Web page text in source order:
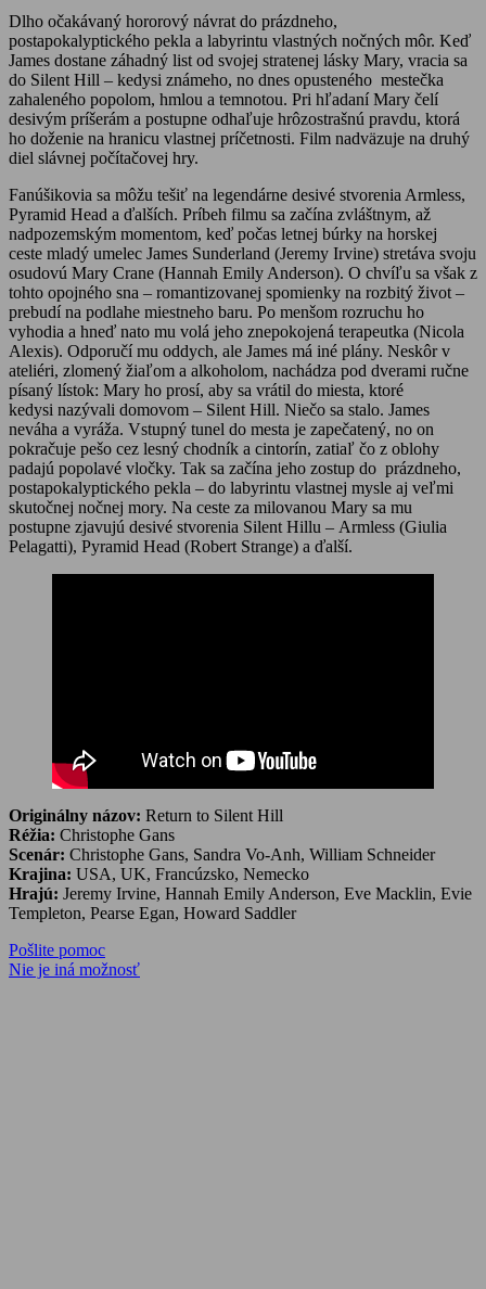
Dlho očakávaný hororový návrat do prázdneho,
postapokalyptického pekla a labyrintu vlastných nočných môr. Keď
James dostane záhadný list od svojej stratenej lásky Mary, vracia sa
do Silent Hill – kedysi známeho, no dnes opusteného mestečka
zahaleného popolom, hmlou a temnotou. Pri hľadaní Mary čelí
desivým príšerám a postupne odhaľuje hrôzostrašnú pravdu, ktorá
ho doženie na hranicu vlastnej príčetnosti. Film nadväzuje na druhý
diel slávnej počítačovej hry.
Fanúšikovia sa môžu tešiť na legendárne desivé stvorenia Armless,
Pyramid Head a ďalších. Príbeh filmu sa začína zvláštnym, až
nadpozemským momentom, keď počas letnej búrky na horskej
ceste mladý umelec James Sunderland (Jeremy Irvine) stretáva svoju
osudovú Mary Crane (Hannah Emily Anderson). O chvíľu sa však z
tohto opojného sna – romantizovanej spomienky na rozbitý život –
prebudí na podlahe miestneho baru. Po menšom rozruchu ho
vyhodia a hneď nato mu volá jeho znepokojená terapeutka (Nicola
Alexis). Odporučí mu oddych, ale James má iné plány. Neskôr v
ateliéri, zlomený žiaľom a alkoholom, nachádza pod dverami ručne
písaný lístok: Mary ho prosí, aby sa vrátil do miesta, ktoré
kedysi nazývali domovom – Silent Hill. Niečo sa stalo. James
neváha a vyráža. Vstupný tunel do mesta je zapečatený, no on
pokračuje pešo cez lesný chodník a cintorín, zatiaľ čo z oblohy
padajú popolavé vločky. Tak sa začína jeho zostup do prázdneho,
postapokalyptického pekla – do labyrintu vlastnej mysle aj veľmi
skutočnej nočnej mory. Na ceste za milovanou Mary sa mu
postupne zjavujú desivé stvorenia Silent Hillu – Armless (Giulia
Pelagatti), Pyramid Head (Robert Strange) a ďalší.
Originálny názov: Return to Silent Hill
Réžia: Christophe Gans
Scenár: Christophe Gans, Sandra Vo-Anh, William Schneider
Krajina: USA, UK, Francúzsko, Nemecko
Hrajú: Jeremy Irvine, Hannah Emily Anderson, Eve Macklin, Evie
Templeton, Pearse Egan, Howard Saddler
Navigácia
v
Previous
Post:
Pošlite pomoc
Next
Nie je iná možnosť